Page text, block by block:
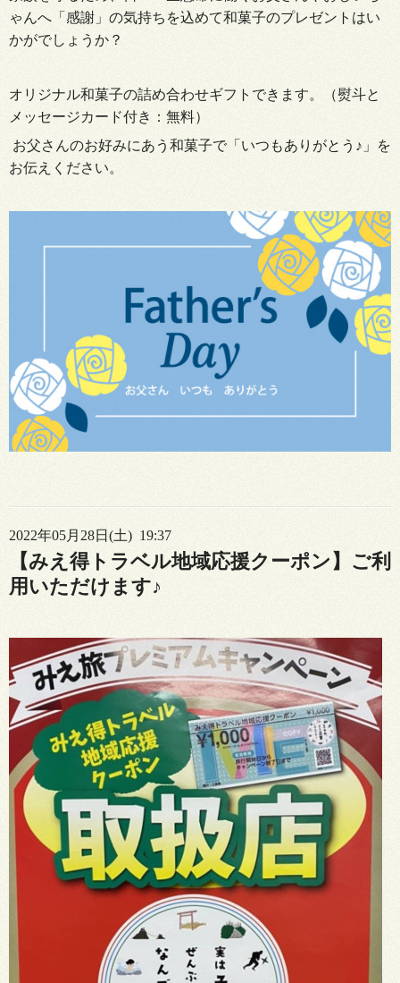
ゃんへ「感謝」の気持ちを込めて和菓子のプレゼントはい
かがでしょうか？
オリジナル和菓子の詰め合わせギフトできます。（熨斗と
メッセージカード付き：無料）
お父さんのお好みにあう和菓子で「いつもありがとう♪」を
お伝えください。
2022年05月28日(土) 19:37
【みえ得トラベル地域応援クーポン】ご利
用いただけます♪